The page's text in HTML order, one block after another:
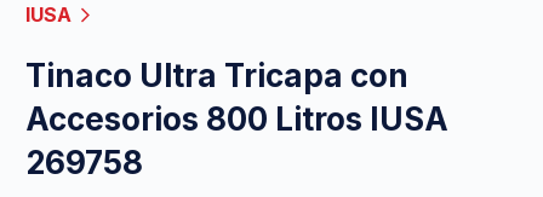
IUSA
Tinaco Ultra Tricapa con
Accesorios 800 Litros IUSA
269758